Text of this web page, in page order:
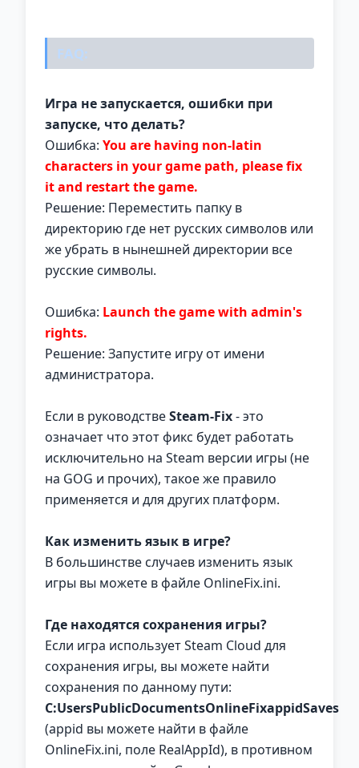
FAQ:
Игра не запускается, ошибки при
запуске, что делать?
Ошибка: You are having non-latin
characters in your game path, please fix
it and restart the game.
Решение: Переместить папку в
директорию где нет русских символов или
же убрать в нынешней директории все
русские символы.
Ошибка: Launch the game with admin's
rights.
Решение: Запустите игру от имени
администратора.
Если в руководствеSteam-Fix- это
означает что этот фикс будет работать
исключительно на Steam версии игры (не
на GOG и прочих), такое же правило
применяется и для других платформ.
Как изменить язык в игре?
В большинстве случаев изменить язык
игры вы можете в файле OnlineFix.ini.
Где находятся сохранения игры?
Если игра использует Steam Cloud для
сохранения игры, вы можете найти
сохранения по данному пути:
C:UsersPublicDocumentsOnlineFixappidSaves
(appid вы можете найти в файле
OnlineFix.ini, поле RealAppId), в противном